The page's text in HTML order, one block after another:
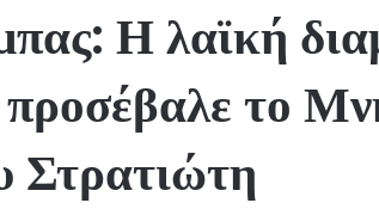
Η λαϊκή
το
Στρατιώτη